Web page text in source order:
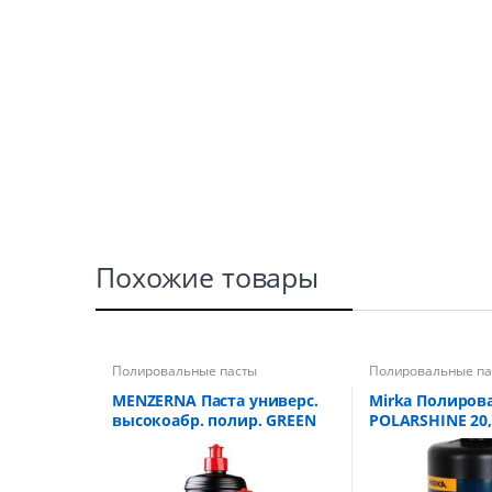
Похожие товары
Полировальные пасты
MENZERNA Паста универс.
высокоабр. полир. GREEN
LINE Super Heavy Cut 300,
Полировальные
Полировальные
стекол
Mirka
POLARSHINE 20,
Одношаговая,